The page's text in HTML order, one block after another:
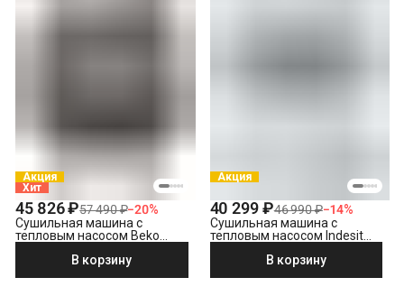
Что не входит в стоимость?
Выезд мастера за административные пределы города
(МСК за МКАД, СПБ за КАД)
Демонтаж отдельностоящей сушильной машины
Акция
Хит
45 826 ₽57 490 ₽−20%
Сушильная машина с
тепловым насосом Beko
В корзину
Акция
40 299 ₽46 990 ₽−14%
Сушильная машина с
тепловым насосом Indesit
В корзину